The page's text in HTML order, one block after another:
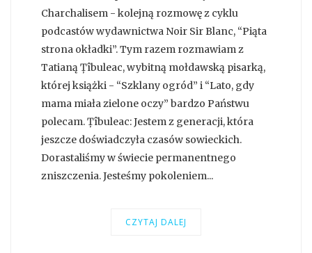
Charchalisem - kolejną rozmowę z cyklu
podcastów wydawnictwa Noir Sir Blanc, “Piąta
strona okładki”. Tym razem rozmawiam z
Tatianą Țîbuleac, wybitną mołdawską pisarką,
której książki - “Szklany ogród” i “Lato, gdy
mama miała zielone oczy” bardzo Państwu
polecam. Țîbuleac: Jestem z generacji, która
jeszcze doświadczyła czasów sowieckich.
Dorastaliśmy w świecie permanentnego
zniszczenia. Jesteśmy pokoleniem...
CZYTAJ DALEJ